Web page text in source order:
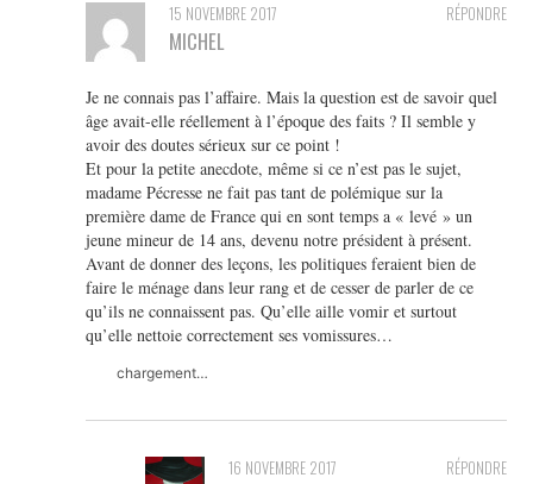
RÉPONDRE
15 NOVEMBRE 2017
MICHEL
Je ne connais pas l’affaire. Mais la question est de savoir quel
âge avait-elle réellement à l’époque des faits ? Il semble y
avoir des doutes sérieux sur ce point !
Et pour la petite anecdote, même si ce n’est pas le sujet,
madame Pécresse ne fait pas tant de polémique sur la
première dame de France qui en sont temps a « levé » un
jeune mineur de 14 ans, devenu notre président à présent.
Avant de donner des leçons, les politiques feraient bien de
faire le ménage dans leur rang et de cesser de parler de ce
qu’ils ne connaissent pas. Qu’elle aille vomir et surtout
qu’elle nettoie correctement ses vomissures…
chargement…
RÉPONDRE
16 NOVEMBRE 2017